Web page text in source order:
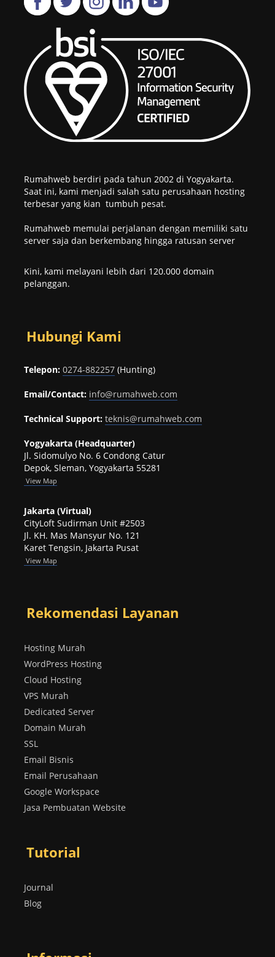
Rumahweb berdiri pada tahun 2002 di Yogyakarta.
Saat ini, kami menjadi salah satu perusahaan hosting
terbesar yang kian tumbuh pesat.
Rumahweb memulai perjalanan dengan memiliki satu
server saja dan berkembang hingga ratusan server
Kini, kami melayani lebih dari 120.000 domain
pelanggan.
Hubungi Kami
Telepon: 0274-882257 (Hunting)
Email/Contact: info@rumahweb.com
Technical Support: teknis@rumahweb.com
Yogyakarta (Headquarter)
Jl. Sidomulyo No. 6 Condong Catur
Depok, Sleman, Yogyakarta 55281
View Map
Jakarta (Virtual)
CityLoft Sudirman Unit #2503
Jl. KH. Mas Mansyur No. 121
Karet Tengsin, Jakarta Pusat
View Map
Rekomendasi Layanan
Hosting Murah
WordPress Hosting
Cloud Hosting
VPS Murah
Dedicated Server
Domain Murah
SSL
Email Bisnis
Email Perusahaan
Google Workspace
Jasa Pembuatan Website
Tutorial
Journal
Blog